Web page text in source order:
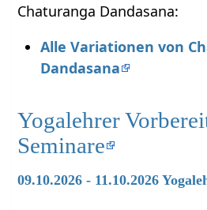
Chaturanga Dandasana:
Alle Variationen von
Dandasana
Yogalehrer
Seminare
09.10.2026 - 11.10.2026